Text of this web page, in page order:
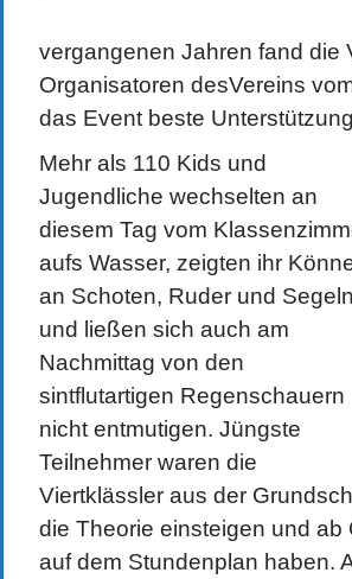
vergangenen Jahren fand die
Organisatoren desVereins
das Event beste
Mehr als 110 Kids und
Jugendliche wechselten an
diesem Tag vom
aufs Wasser, zeigten ihr
an Schoten, Ruder und Segeln
und ließen sich auch am
Nachmittag von den
sintflutartigen Regenschauern
nicht entmutigen. Jüngste
Teilnehmer waren die
Viertklässler aus der
die Theorie einsteigen und
auf dem Stundenplan haben.